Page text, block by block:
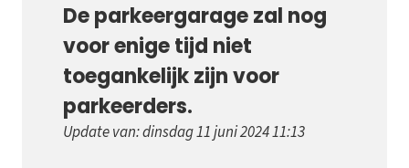
De parkeergarage zal nog
voor enige tijd niet
toegankelijk zijn voor
parkeerders.
Update van: dinsdag 11 juni 2024 11:13